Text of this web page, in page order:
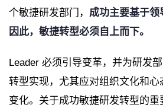
个敏捷研发部门， 成功主要基于领
因此，敏捷转型必须自上而下。
Leader 必须引导变革，并为研发
转型实现，尤其应对组织文化和心
变化。关于成功敏捷研发转型的